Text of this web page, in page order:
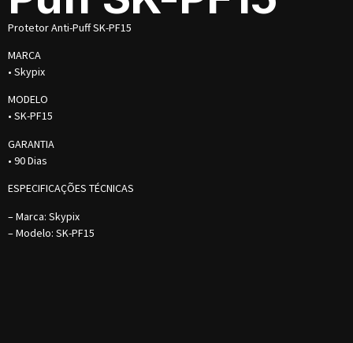
Protetor Anti-Puff SK-PF15
MARCA
• Skypix
MODELO
• SK-PF15
GARANTIA
• 90 Dias
ESPECIFICAÇÕES TÉCNICAS
– Marca: Skypix
– Modelo: SK-PF15